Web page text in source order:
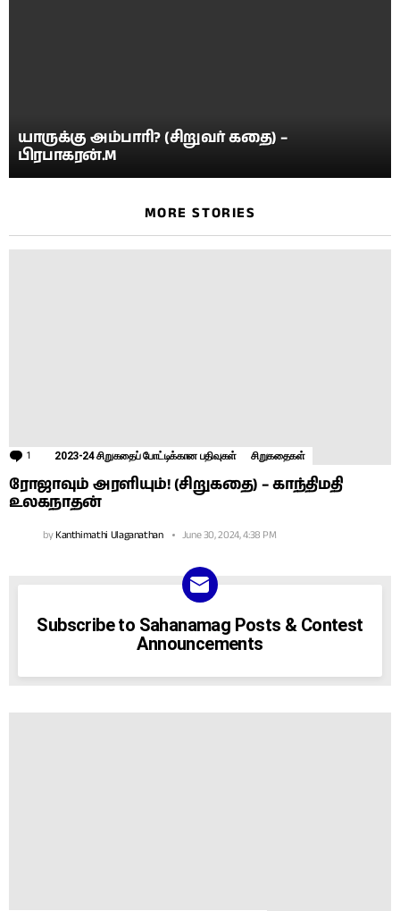
யாருக்கு அம்பாரி? (சிறுவர் கதை) –
பிரபாகரன்.M
MORE STORIES
1 Comment
2023-24 சிறுகதைப் போட்டிக்கான பதிவுகள் சிறுகதைகள்
ரோஜாவும் அரளியும்! (சிறுகதை) – காந்திமதி
உலகநாதன்
byKanthimathi Ulaganathan June 30, 2024, 4:38 PM
NEWSLETTER
Subscribe to Sahanamag Posts & Contest
Announcements